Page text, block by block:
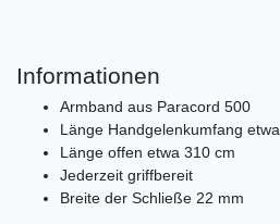
Informationen
Armband aus Paracord 500
Länge Handgelenkumfang
Länge offen etwa 310 cm
Jederzeit griffbereit
Breite der Schließe 22 mm